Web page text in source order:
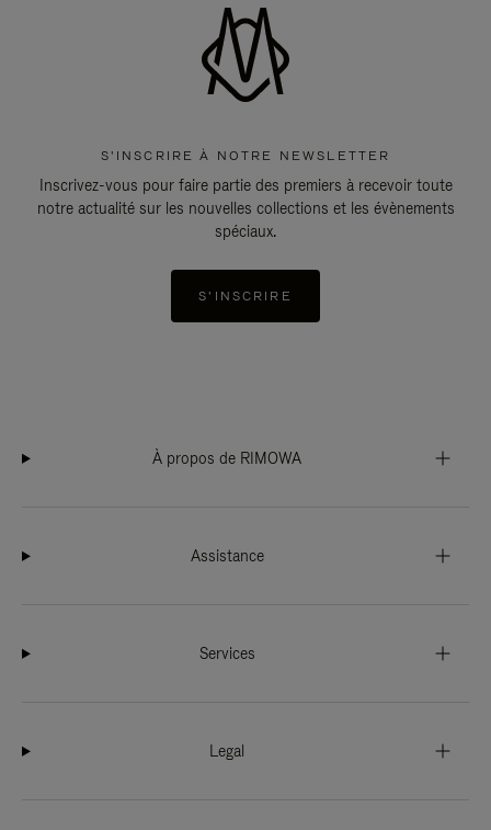
S'INSCRIRE À NOTRE NEWSLETTER
Inscrivez-vous pour faire partie des premiers à recevoir toute
notre actualité sur les nouvelles collections et les évènements
spéciaux.
S'INSCRIRE
À propos de RIMOWA
Assistance
Services
Legal